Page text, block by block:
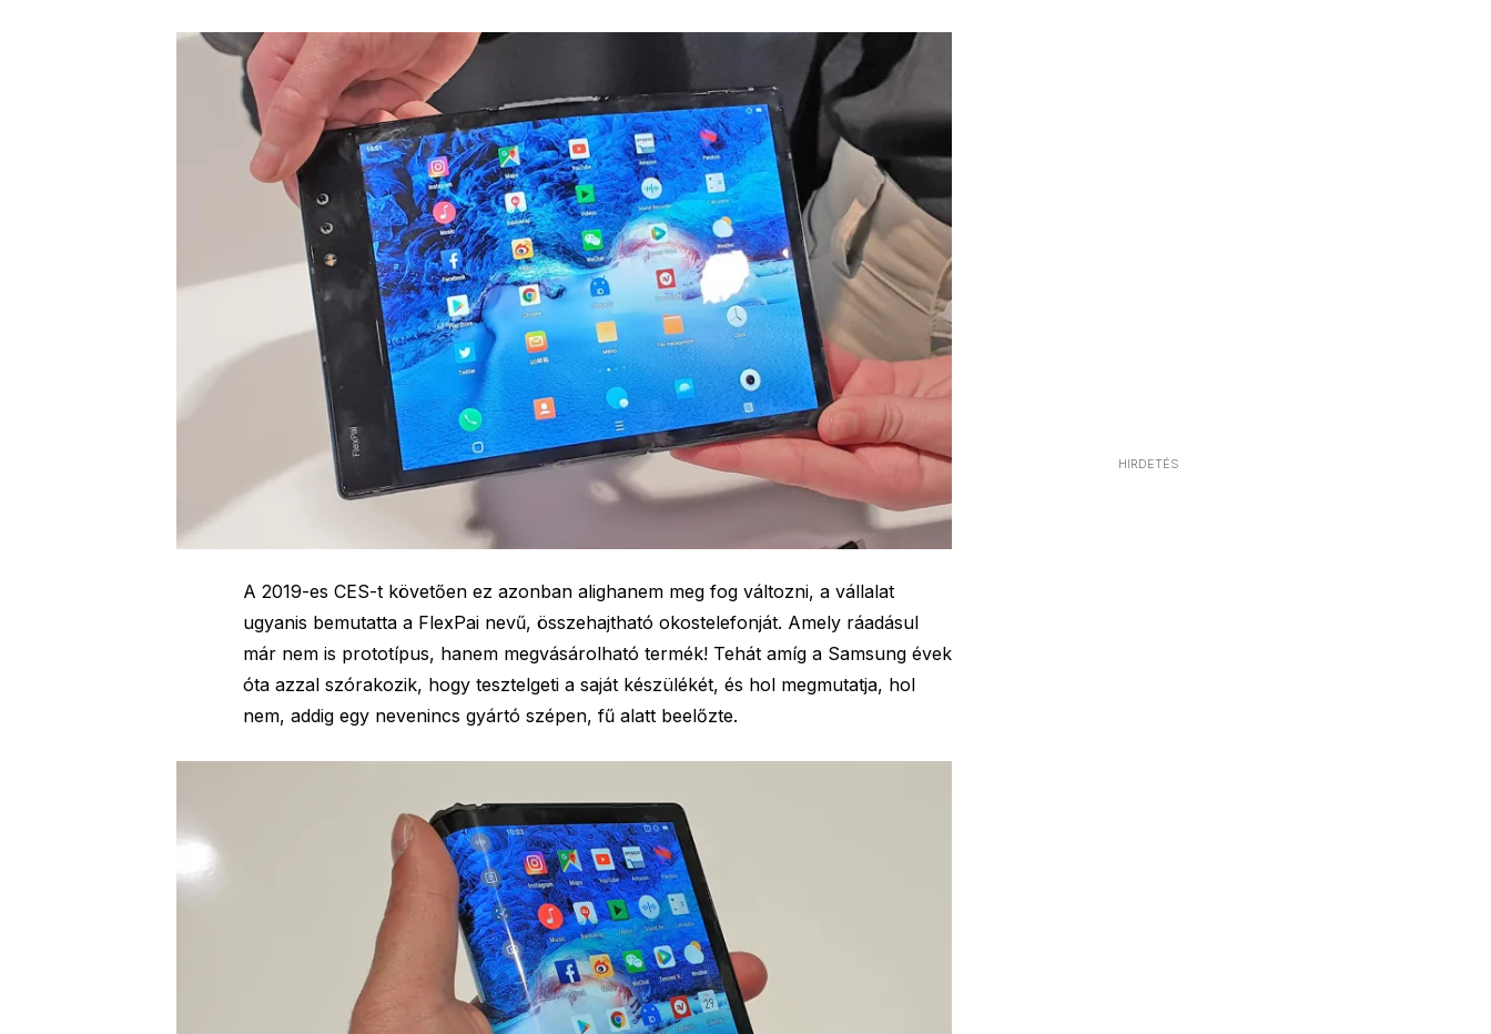
HIRDETÉS
A 2019-es CES-t követően ez azonban alighanem meg fog változni, a vállalat
ugyanis bemutatta a FlexPai nevű, összehajtható okostelefonját. Amely ráadásul
már nem is prototípus, hanem megvásárolható termék! Tehát amíg a Samsung évek
óta azzal szórakozik, hogy tesztelgeti a saját készülékét, és hol megmutatja, hol
nem, addig egy nevenincs gyártó szépen, fű alatt beelőzte.